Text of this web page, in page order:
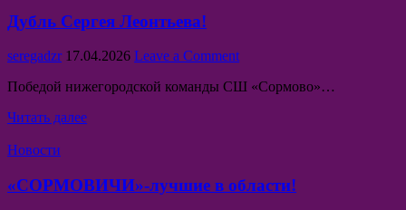
области!
Дубль Сергея Леонтьева!
Author:
seregadzr Published
17.04.2026 Leave a Commenton
Сергея
Победой нижегородской команды СШ «Сормово»…
Читать далееДубль
Posted
Новости
«СОРМОВИЧИ»-лучшие в области!